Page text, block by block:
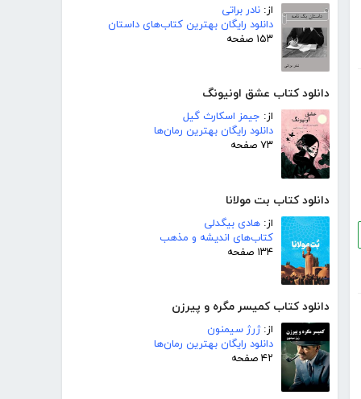
از: نادر براتی
دانلود رایگان بهترین کتاب‌های داستان
۱۵۳ صفحه
دانلود کتاب عشق اونیونگ
از: جیمز اسکارث گیل
دانلود رایگان بهترین رمان‌ها
۷۳ صفحه
دانلود کتاب بت مولانا
از: هادی بیگدلی
کتاب‌های اندیشه و مذهب
۱۳۴ صفحه
دانلود کتاب کمیسر مگره و پیرزن
از:ژرژ سیمنون
دانلود رایگان بهترین رمان‌ها
۴۲ صفحه